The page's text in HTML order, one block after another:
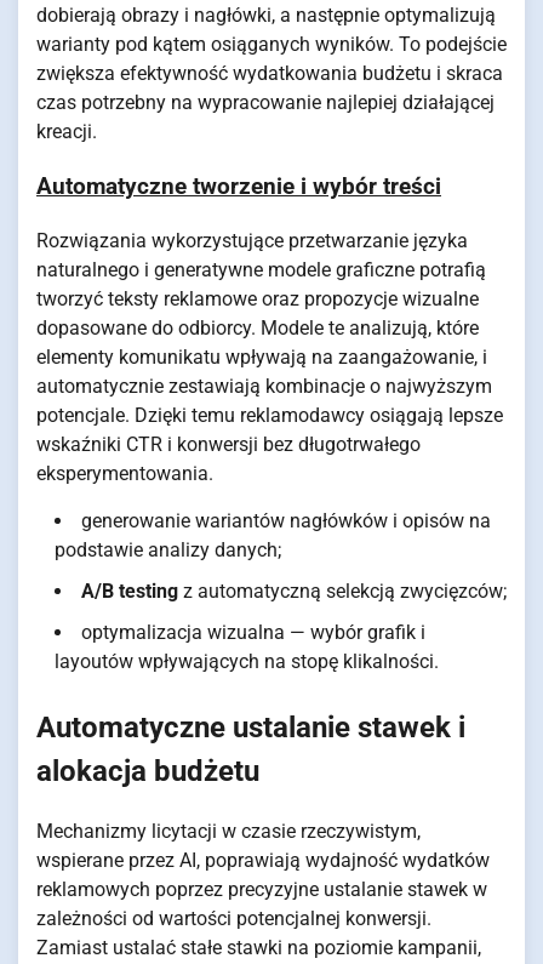
dobierają obrazy i nagłówki, a następnie optymalizują
warianty pod kątem osiąganych wyników. To podejście
zwiększa efektywność wydatkowania budżetu i skraca
czas potrzebny na wypracowanie najlepiej działającej
kreacji.
Automatyczne tworzenie i wybór treści
Rozwiązania wykorzystujące przetwarzanie języka
naturalnego i generatywne modele graficzne potrafią
tworzyć teksty reklamowe oraz propozycje wizualne
dopasowane do odbiorcy. Modele te analizują, które
elementy komunikatu wpływają na zaangażowanie, i
automatycznie zestawiają kombinacje o najwyższym
potencjale. Dzięki temu reklamodawcy osiągają lepsze
wskaźniki CTR i konwersji bez długotrwałego
eksperymentowania.
generowanie wariantów nagłówków i opisów na
podstawie analizy danych;
A/B testing z automatyczną selekcją zwycięzców;
optymalizacja wizualna — wybór grafik i
layoutów wpływających na stopę klikalności.
Automatyczne ustalanie stawek i
alokacja budżetu
Mechanizmy licytacji w czasie rzeczywistym,
wspierane przez AI, poprawiają wydajność wydatków
reklamowych poprzez precyzyjne ustalanie stawek w
zależności od wartości potencjalnej konwersji.
Zamiast ustalać stałe stawki na poziomie kampanii,